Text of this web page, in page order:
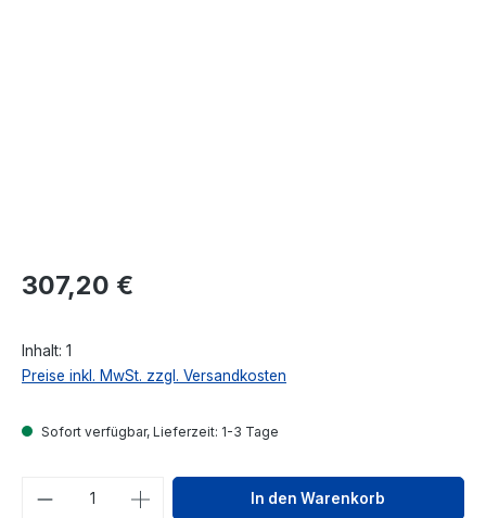
Regulärer Preis:
307,20 €
Inhalt: 1
Preise inkl. MwSt. zzgl. Versandkosten
Sofort verfügbar, Lieferzeit: 1-3 Tage
Produkt Anzahl: Gib denIn den Warenkorb